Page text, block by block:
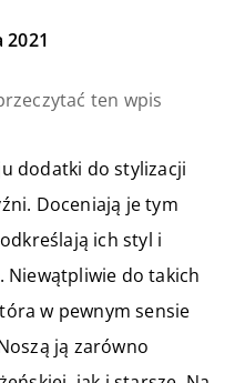
2021
ten wpis
dodatki do stylizacji
Doceniają je tym
ich styl i
Niewątpliwie do takich
w pewnym sensie
ją zarówno